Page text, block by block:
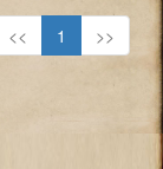
<< 1 >>